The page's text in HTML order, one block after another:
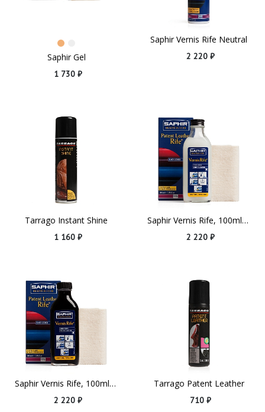
Saphir Gel
1 730 ₽
Saphir Vernis Rife Neutral
2 220 ₽
Tarrago Instant Shine
1 160 ₽
Saphir Vernis Rife, 100ml Neutral
2 220 ₽
Saphir Vernis Rife, 100ml Black
2 220 ₽
Tarrago Patent Leather
710 ₽